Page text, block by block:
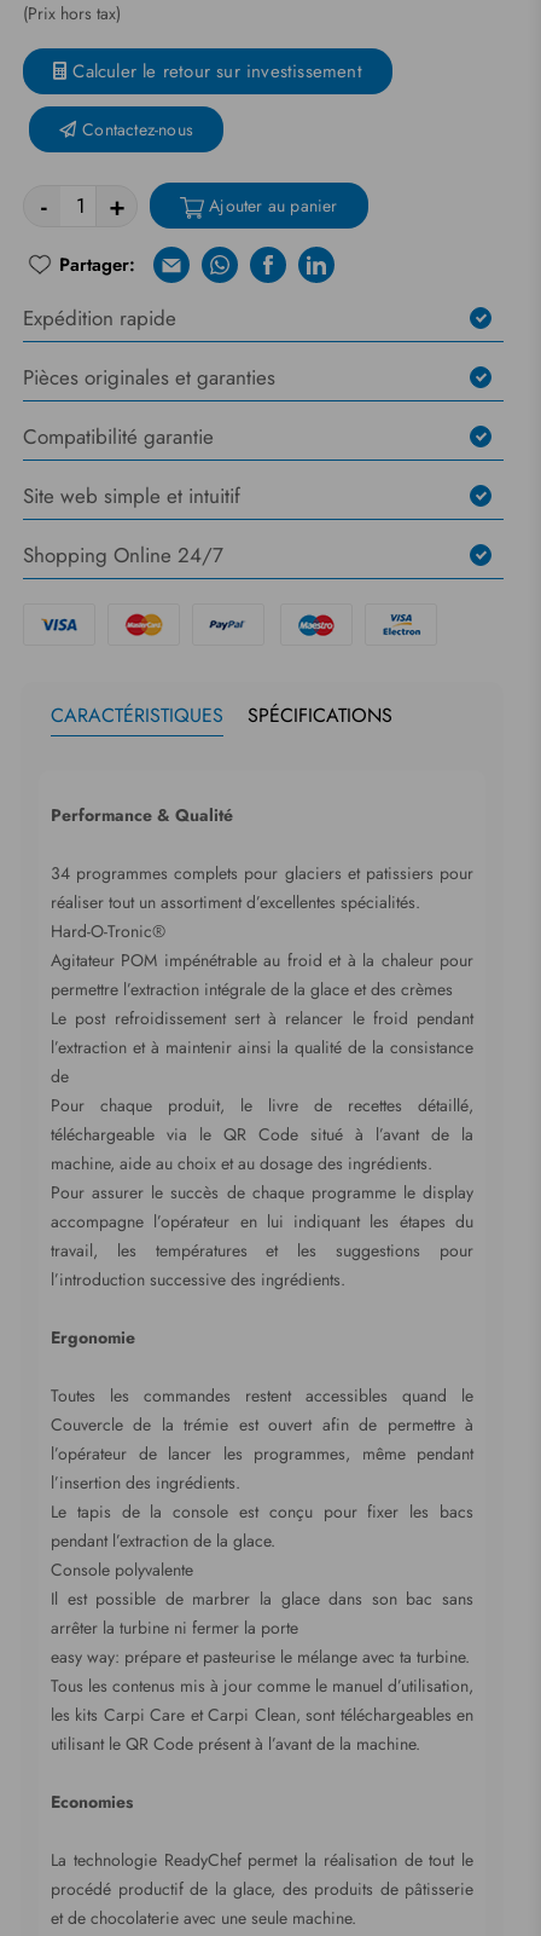
(Prix hors tax)
Calculer le retour sur investissement
Contactez-nous
- + Ajouter au panier
Partager: E-mailWhatsapp
FacebookLinkedin
Expédition rapide
Pièces originales et garanties
Compatibilité garantie
Site web simple et intuitif
Shopping Online 24/7
CARACTÉRISTIQUES SPÉCIFICATIONS
Performance & Qualité
34 programmes complets pour glaciers et patissiers pour
réaliser tout un assortiment d’excellentes spécialités.
Hard-O-Tronic®
Agitateur POM impénétrable au froid et à la chaleur pour
permettre l’extraction intégrale de la glace et des crèmes
Le post refroidissement sert à relancer le froid pendant
l’extraction et à maintenir ainsi la qualité de la consistance
de
Pour chaque produit, le livre de recettes détaillé,
téléchargeable via le QR Code situé à l’avant de la
machine, aide au choix et au dosage des ingrédients.
Pour assurer le succès de chaque programme le display
accompagne l’opérateur en lui indiquant les étapes du
travail, les températures et les suggestions pour
l’introduction successive des ingrédients.
Ergonomie
Toutes les commandes restent accessibles quand le
Couvercle de la trémie est ouvert afin de permettre à
l’opérateur de lancer les programmes, même pendant
l’insertion des ingrédients.
Le tapis de la console est conçu pour fixer les bacs
pendant l’extraction de la glace.
Console polyvalente
Il est possible de marbrer la glace dans son bac sans
arrêter la turbine ni fermer la porte
easy way: prépare et pasteurise le mélange avec ta turbine.
Tous les contenus mis à jour comme le manuel d’utilisation,
les kits Carpi Care et Carpi Clean, sont téléchargeables en
utilisant le QR Code présent à l’avant de la machine.
Economies
La technologie ReadyChef permet la réalisation de tout le
procédé productif de la glace, des produits de pâtisserie
et de chocolaterie avec une seule machine.